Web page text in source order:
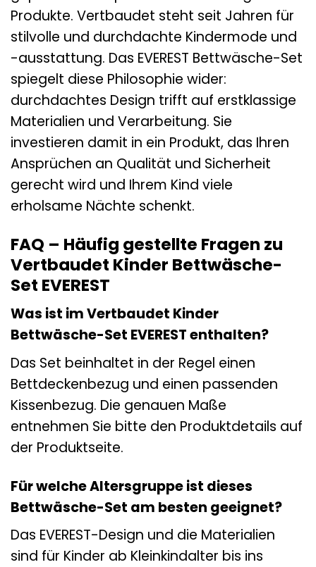
Produkte. Vertbaudet steht seit Jahren für
stilvolle und durchdachte Kindermode und
-ausstattung. Das EVEREST Bettwäsche-Set
spiegelt diese Philosophie wider:
durchdachtes Design trifft auf erstklassige
Materialien und Verarbeitung. Sie
investieren damit in ein Produkt, das Ihren
Ansprüchen an Qualität und Sicherheit
gerecht wird und Ihrem Kind viele
erholsame Nächte schenkt.
FAQ – Häufig gestellte Fragen zu
Vertbaudet Kinder Bettwäsche-
Set EVEREST
Was ist im Vertbaudet Kinder
Bettwäsche-Set EVEREST enthalten?
Das Set beinhaltet in der Regel einen
Bettdeckenbezug und einen passenden
Kissenbezug. Die genauen Maße
entnehmen Sie bitte den Produktdetails auf
der Produktseite.
Für welche Altersgruppe ist dieses
Bettwäsche-Set am besten geeignet?
Das EVEREST-Design und die Materialien
sind für Kinder ab Kleinkindalter bis ins